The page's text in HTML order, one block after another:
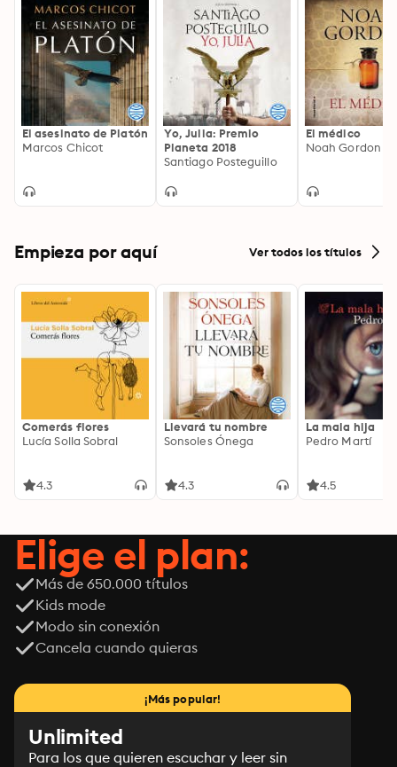
El asesinato de Platón
Marcos Chicot
Yo, Julia: Premio
Planeta 2018
Santiago Posteguillo
El médico
Noah Gordon
Empieza por aquí Ver todos los títulos
Comerás flores
Lucía Solla Sobral
4.3
Llevará tu nombre
Sonsoles Ónega
4.3
La mala hija
Pedro Martí
4.5
Elige el plan:
Más de 650.000 títulos
Kids mode
Modo sin conexión
Cancela cuando quieras
¡Más popular!
Unlimited
Para los que quieren escuchar y leer sin